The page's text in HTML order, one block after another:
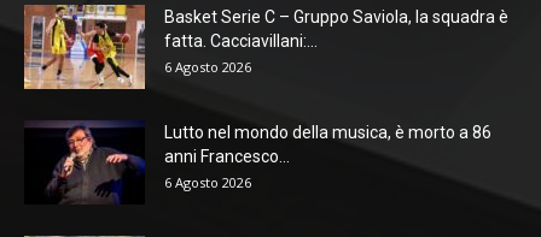
Basket Serie C – Gruppo Saviola, la squadra è
fatta. Cacciavillani:...
6 Agosto 2026
Lutto nel mondo della musica, è morto a 86
anni Francesco...
6 Agosto 2026